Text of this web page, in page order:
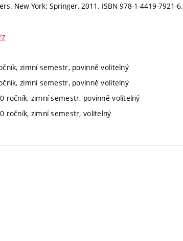
New York: Springer, 2011. ISBN 978-1-4419-7921-6.
zimní semestr, povinně volitelný
zimní semestr, povinně volitelný
ročník, zimní semestr, povinně volitelný
ročník, zimní semestr, volitelný